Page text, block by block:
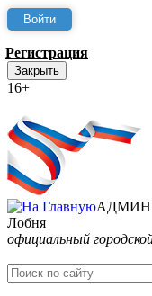
Регистрация
Закрыть
16+
Лобня
официальный